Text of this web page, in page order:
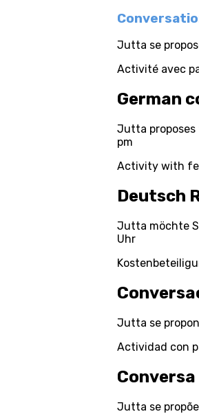
Jutta se
Activité avec
German
Jutta proposes
pm
Activity with
Deutsch
Jutta möchte
Uhr
Jutta se
Actividad con
Jutta se